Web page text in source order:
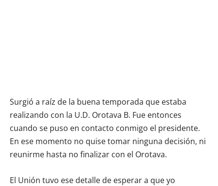
Surgió a raíz de la buena temporada que estaba
realizando con la U.D. Orotava B. Fue entonces
cuando se puso en contacto conmigo el presidente.
En ese momento no quise tomar ninguna decisión, ni
reunirme hasta no finalizar con el Orotava.
El Unión tuvo ese detalle de esperar a que yo